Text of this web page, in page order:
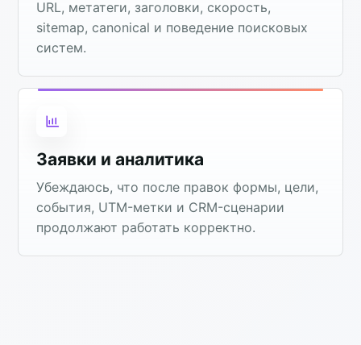
URL, метатеги, заголовки, скорость,
sitemap, canonical и поведение поисковых
систем.
Заявки и аналитика
Убеждаюсь, что после правок формы, цели,
события, UTM-метки и CRM-сценарии
продолжают работать корректно.